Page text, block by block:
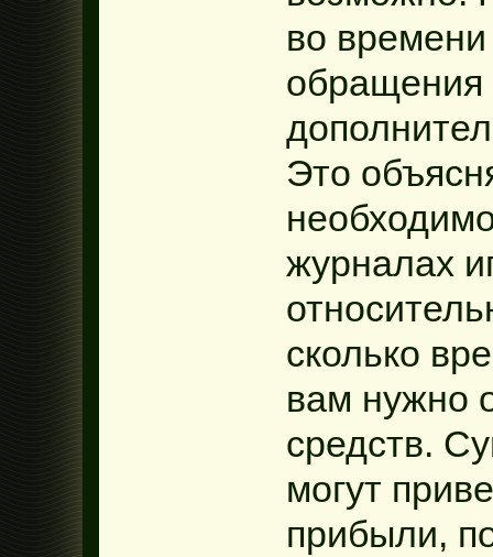
во
обращения
Это
журналах
сколько
вам нужно
средств.
могут
прибыли,